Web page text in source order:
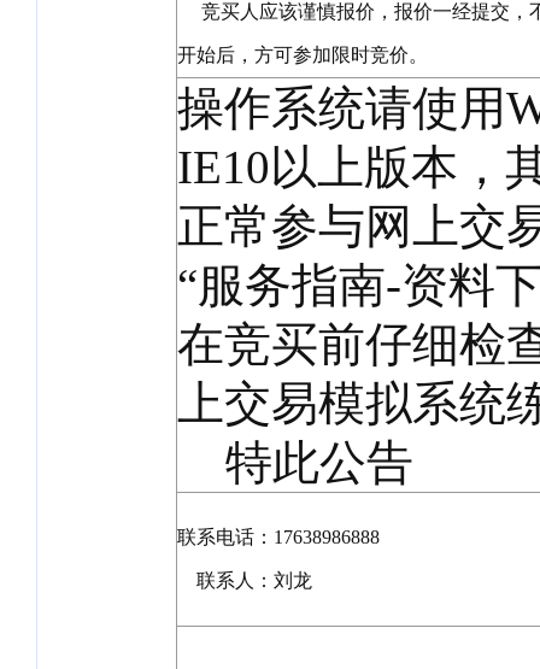
竞买人应该谨慎报价，报价一经提交，
开始后，方可参加限时竞价。
操作系统请使用
IE10以上版本，
正常参与网上交
“服务指南-资料
在竞买前仔细检
上交易模拟系统
特此公告
联系电话：17638986888
联系人：刘龙